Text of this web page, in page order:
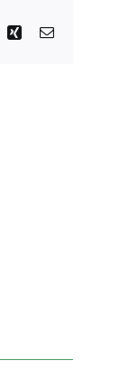
Xing Correo